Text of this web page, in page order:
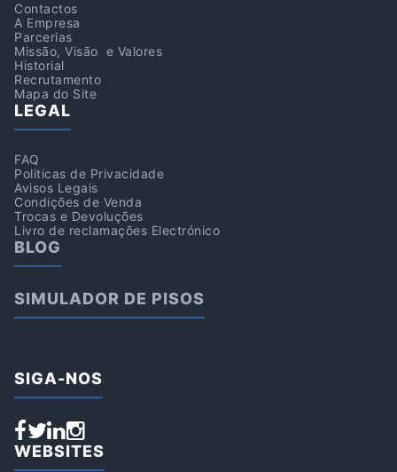
Contactos
A Empresa
Parcerias
Missão, Visão e Valores
Historial
Recrutamento
Mapa do Site
LEGAL
FAQ
Politicas de Privacidade
Avisos Legais
Condições de Venda
Trocas e Devoluções
Livro de reclamações Electrónico
BLOG
SIMULADOR DE PISOS
SIGA-NOS
WEBSITES